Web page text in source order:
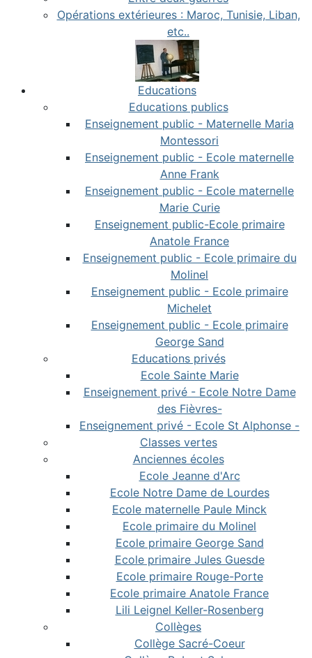
Opérations extérieures : Maroc, Tunisie, Liban,
etc..
Educations
Educations publics
Enseignement public - Maternelle Maria
Montessori
Enseignement public - Ecole maternelle
Anne Frank
Enseignement public - Ecole maternelle
Marie Curie
Enseignement public-Ecole primaire
Anatole France
Enseignement public - Ecole primaire du
Molinel
Enseignement public - Ecole primaire
Michelet
Enseignement public - Ecole primaire
George Sand
Educations privés
Ecole Sainte Marie
Enseignement privé - Ecole Notre Dame
des Fièvres-
Enseignement privé - Ecole St Alphonse -
Classes vertes
Anciennes écoles
Ecole Jeanne d'Arc
Ecole Notre Dame de Lourdes
Ecole maternelle Paule Minck
Ecole primaire du Molinel
Ecole primaire George Sand
Ecole primaire Jules Guesde
Ecole primaire Rouge-Porte
Ecole primaire Anatole France
Lili Leignel Keller-Rosenberg
Collèges
Collège Sacré-Coeur